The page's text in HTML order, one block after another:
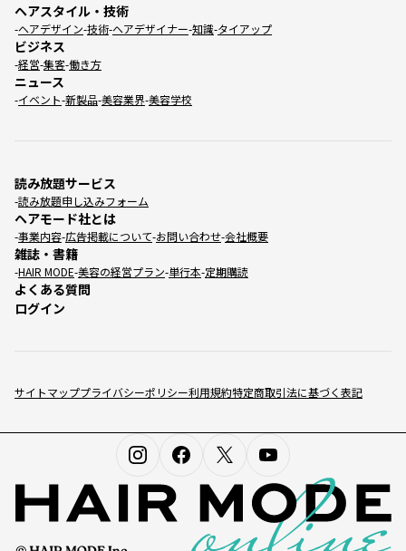
サイトマッププライバシーポリシー利用規約特定商取引法に基づく表記
ヘアスタイル・技術
ヘアデザイン 技術 ヘアデザイナー 知識 タイアップ
ビジネス
経営 集客 働き方
ニュース
イベント 新製品 美容業界 美容学校
読み放題サービス
読み放題申し込みフォーム
ヘアモード社とは
事業内容 広告掲載について お問い合わせ 会社概要
雑誌・書籍
HAIR MODE 美容の経営プラン 単行本 定期購読
よくある質問
ログイン